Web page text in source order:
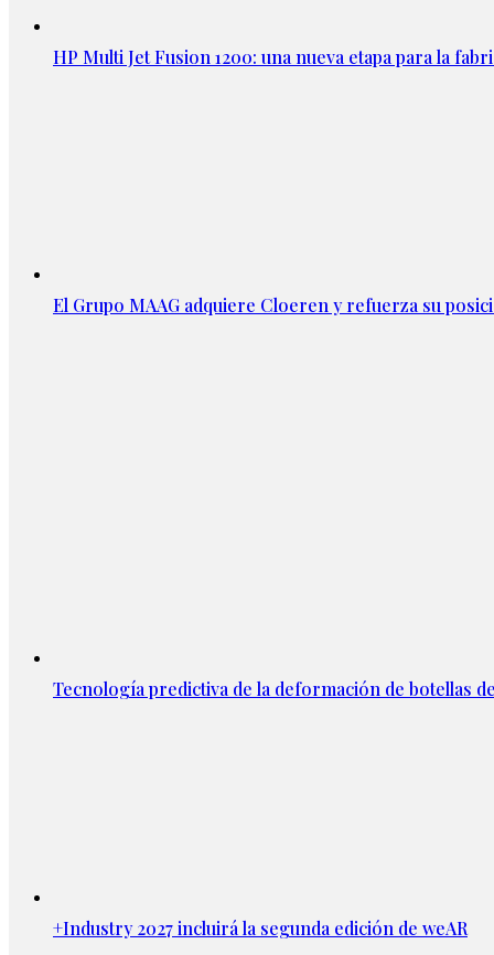
HP Multi Jet Fusion 1200: una nueva etapa para la
El Grupo MAAG adquiere Cloeren y refuerza su
Tecnología predictiva de la deformación de botellas
+Industry 2027 incluirá la segunda edición de weAR